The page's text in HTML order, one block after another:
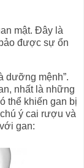
mật. Đây là
được sự ổn
dưỡng mệnh”.
nhất là những
thể khiến gan bị
ý cai rượu và
gan: